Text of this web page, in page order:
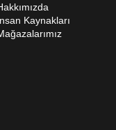
Kaynakları